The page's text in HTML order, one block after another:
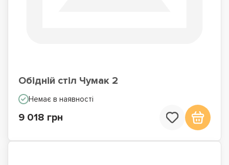
Обідній стіл Чумак 2
Немає в наявності
9 018 грн